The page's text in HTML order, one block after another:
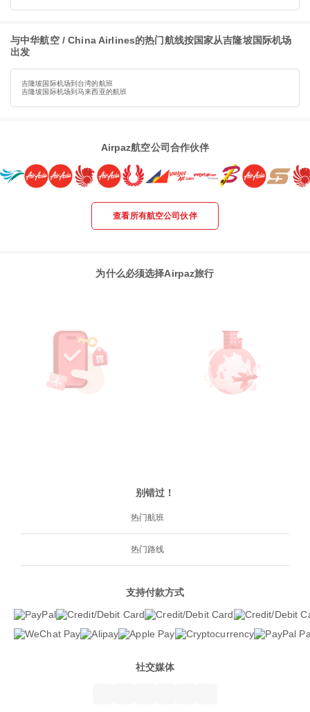
与中华航空 / China Airlines的热门航线按国家从吉隆坡国际机场
出发
吉隆坡国际机场到台湾的航班
吉隆坡国际机场到马来西亚的航班
Airpaz航空公司合作伙伴
查看所有航空公司伙伴
为什么必须选择Airpaz旅行
别错过！
热门航班
热门路线
支持付款方式
社交媒体